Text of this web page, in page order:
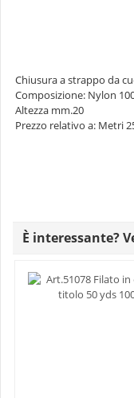
Chiusura a strappo da
Composizione: Nylon
Altezza mm.20
Prezzo relativo a: Metri
È interessante?